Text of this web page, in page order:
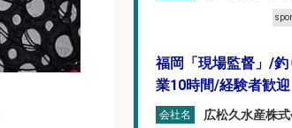
福岡「現場監督」/
業10時間/経験者歓迎
会社名 広松久水産株